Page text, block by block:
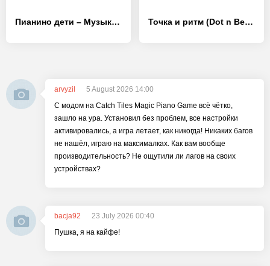
Пианино дети – Музыка и песни Точка и ритм (Dot n Beat)
arvyzil
5 August 2026 14:00
С модом на Catch Tiles Magic Piano Game всё чётко,
зашло на ура. Установил без проблем, все настройки
активировались, а игра летает, как никогда! Никаких багов
не нашёл, играю на максималках. Как вам вообще
производительность? Не ощутили ли лагов на своих
устройствах?
bacja92
23 July 2026 00:40
Пушка, я на кайфе!